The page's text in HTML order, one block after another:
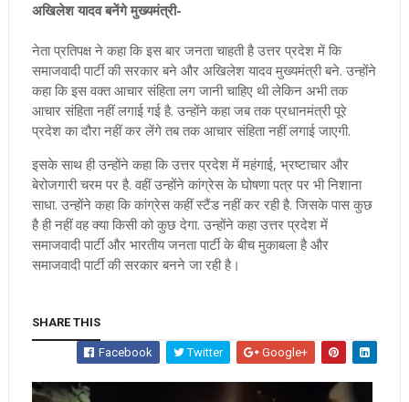
अखिलेश यादव बनेंगे मुख्यमंत्री-
नेता प्रतिपक्ष ने कहा कि इस बार जनता चाहती है उत्तर प्रदेश में कि
समाजवादी पार्टी की सरकार बने और अखिलेश यादव मुख्यमंत्री बने. उन्होंने
कहा कि इस वक्त आचार संहिता लग जानी चाहिए थी लेकिन अभी तक
आचार संहिता नहीं लगाई गई है. उन्होंने कहा जब तक प्रधानमंत्री पूरे
प्रदेश का दौरा नहीं कर लेंगे तब तक आचार संहिता नहीं लगाई जाएगी.
इसके साथ ही उन्होंने कहा कि उत्तर प्रदेश में महंगाई, भ्रष्टाचार और
बेरोजगारी चरम पर है. वहीं उन्होंने कांग्रेस के घोषणा पत्र पर भी निशाना
साधा. उन्होंने कहा कि कांग्रेस कहीं स्टैंड नहीं कर रही है. जिसके पास कुछ
है ही नहीं वह क्या किसी को कुछ देगा. उन्होंने कहा उत्तर प्रदेश में
समाजवादी पार्टी और भारतीय जनता पार्टी के बीच मुकाबला है और
समाजवादी पार्टी की सरकार बनने जा रही है।
SHARE THIS
Facebook Twitter Google+